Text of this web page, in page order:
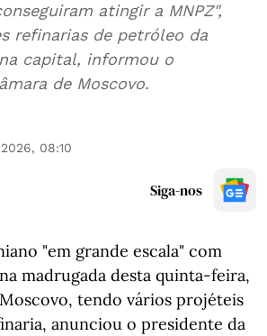
atingir a MNPZ",
refinarias de petróleo da
capital, informou o
de Moscovo.
08:10
Siga-nos
"em grande escala" com
madrugada desta quinta-feira,
tendo vários projéteis
anunciou o presidente da